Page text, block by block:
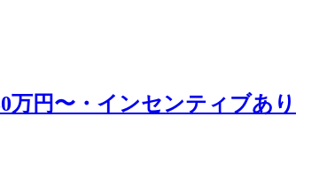
万円〜・インセンティブあり